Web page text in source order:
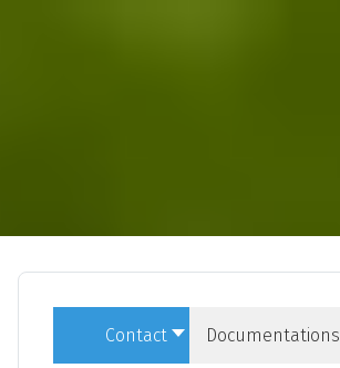
Contact Documentations